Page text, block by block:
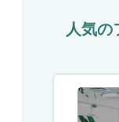
人気の